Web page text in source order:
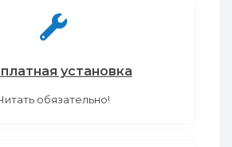
установка
обязательно!